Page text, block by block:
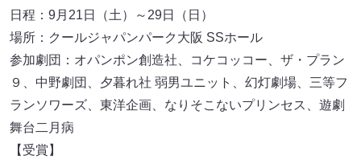
日程：9月21日（土）～29日（日）
場所：クールジャパンパーク大阪 SSホール
参加劇団：オパンポン創造社、コケコッコー、ザ・プラン
９、中野劇団、夕暮れ社 弱男ユニット、幻灯劇場、三等フ
ランソワーズ、東洋企画、なりそこないプリンセス、遊劇
舞台二月病
【受賞】